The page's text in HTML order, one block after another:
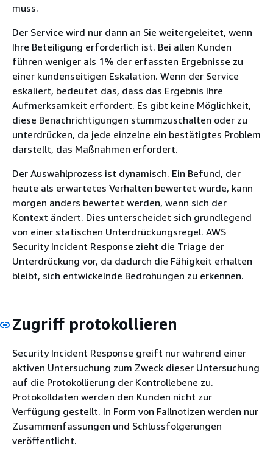
muss.
Der Service wird nur dann an Sie weitergeleitet, wenn
Ihre Beteiligung erforderlich ist. Bei allen Kunden
führen weniger als 1% der erfassten Ergebnisse zu
einer kundenseitigen Eskalation. Wenn der Service
eskaliert, bedeutet das, dass das Ergebnis Ihre
Aufmerksamkeit erfordert. Es gibt keine Möglichkeit,
diese Benachrichtigungen stummzuschalten oder zu
unterdrücken, da jede einzelne ein bestätigtes Problem
darstellt, das Maßnahmen erfordert.
Der Auswahlprozess ist dynamisch. Ein Befund, der
heute als erwartetes Verhalten bewertet wurde, kann
morgen anders bewertet werden, wenn sich der
Kontext ändert. Dies unterscheidet sich grundlegend
von einer statischen Unterdrückungsregel. AWS
Security Incident Response zieht die Triage der
Unterdrückung vor, da dadurch die Fähigkeit erhalten
bleibt, sich entwickelnde Bedrohungen zu erkennen.
Zugriff protokollieren
Security Incident Response greift nur während einer
aktiven Untersuchung zum Zweck dieser Untersuchung
auf die Protokollierung der Kontrollebene zu.
Protokolldaten werden den Kunden nicht zur
Verfügung gestellt. In Form von Fallnotizen werden nur
Zusammenfassungen und Schlussfolgerungen
veröffentlicht.